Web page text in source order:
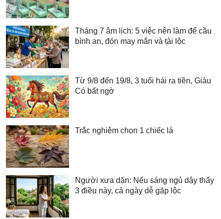
Tháng 7 âm lịch: 5 việc nên làm để cầu
bình an, đón may mắn và tài lộc
Từ 9/8 đến 19/8, 3 tuổi hái ra tiền, Giàu
Có bất ngờ
Trắc nghiệm chọn 1 chiếc lá
Người xưa dặn: Nếu sáng ngủ dậy thấy
3 điều này, cả ngày dễ gặp lộc